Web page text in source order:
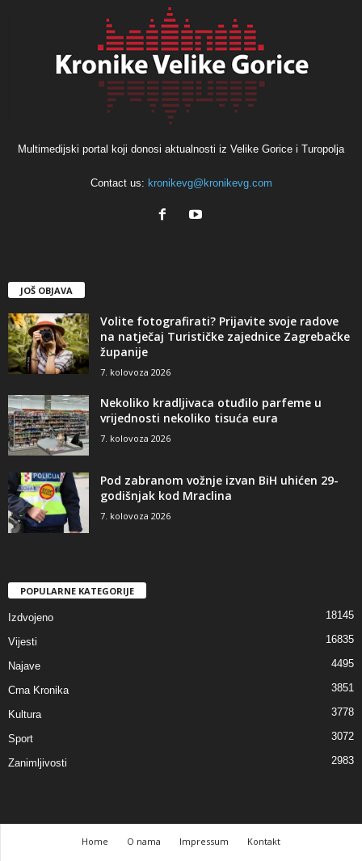
Multimedijski portal koji donosi aktualnosti iz Velike Gorice i Turopolja
Contact us: kronikevg@kronikevg.com
JOŠ OBJAVA
Volite fotografirati? Prijavite svoje radove
na natječaj Turističke zajednice Zagrebačke
županije
7. kolovoza 2026
Nekoliko kradljivaca otuđilo parfeme u
vrijednosti nekoliko tisuća eura
7. kolovoza 2026
Pod zabranom vožnje izvan BiH uhićen 29-
godišnjak kod Mraclina
7. kolovoza 2026
POPULARNE KATEGORIJE
Izdvojeno 18145
Vijesti 16835
Najave 4495
Crna Kronika 3851
Kultura 3778
Sport 3072
Zanimljivosti 2983
Home O nama Impressum
Kontakt